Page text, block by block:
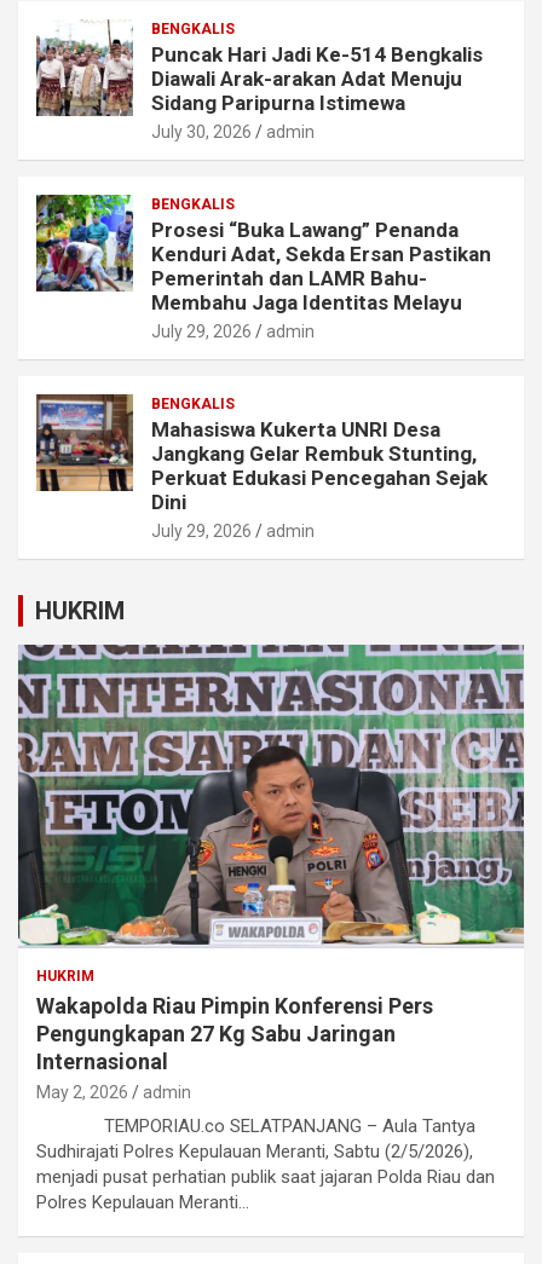
BENGKALIS
Puncak Hari Jadi Ke-514 Bengkalis
Diawali Arak-arakan Adat Menuju
Sidang Paripurna Istimewa
July 30, 2026 admin
BENGKALIS
Prosesi “Buka Lawang” Penanda
Kenduri Adat, Sekda Ersan Pastikan
Pemerintah dan LAMR Bahu-
Membahu Jaga Identitas Melayu
July 29, 2026 admin
BENGKALIS
Mahasiswa Kukerta UNRI Desa
Jangkang Gelar Rembuk Stunting,
Perkuat Edukasi Pencegahan Sejak
Dini
July 29, 2026 admin
HUKRIM
HUKRIM
Wakapolda Riau Pimpin Konferensi Pers
Pengungkapan 27 Kg Sabu Jaringan
Internasional
May 2, 2026 admin
TEMPORIAU.co SELATPANJANG – Aula Tantya
Sudhirajati Polres Kepulauan Meranti, Sabtu (2/5/2026),
menjadi pusat perhatian publik saat jajaran Polda Riau dan
Polres Kepulauan Meranti…